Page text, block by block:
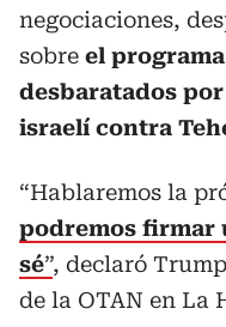
negociaciones,
sobre el
desbaratados
israelí contra
“Hablaremos la
podremos firmar
sé”, declaró
de la OTAN en La